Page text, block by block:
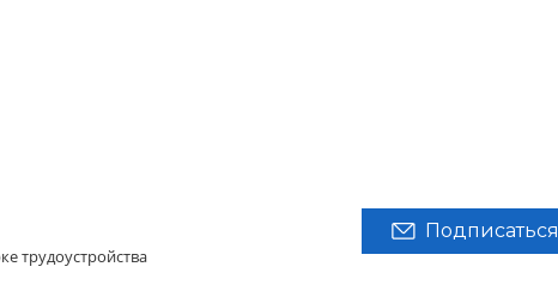
трудоустройства
Подписаться